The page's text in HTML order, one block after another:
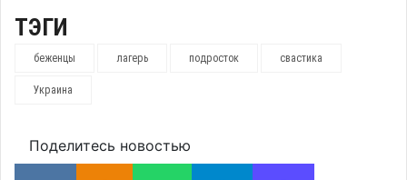
ТЭГИ
беженцы лагерь подросток свастика
Украина
Поделитесь новостью